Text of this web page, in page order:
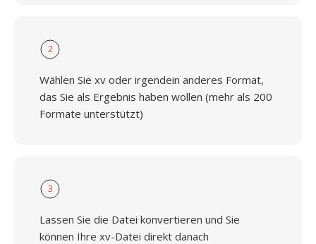
2
Wählen Sie xv oder irgendein anderes Format,
das Sie als Ergebnis haben wollen (mehr als 200
Formate unterstützt)
3
Lassen Sie die Datei konvertieren und Sie
können Ihre xv-Datei direkt danach